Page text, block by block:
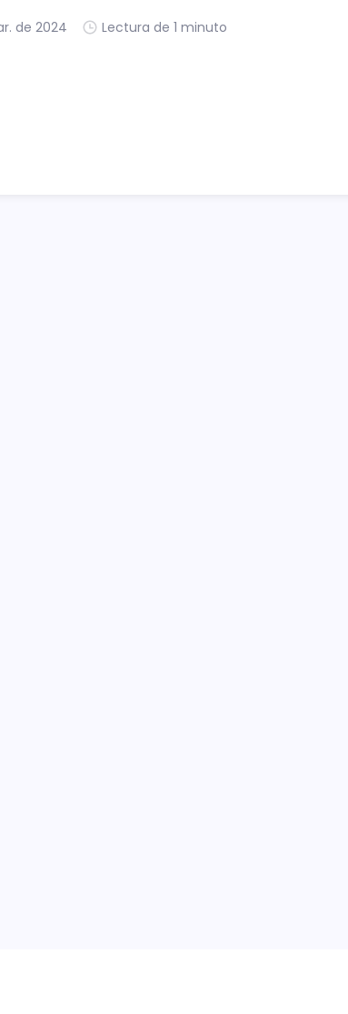
de 2024 Lectura de 1 minuto